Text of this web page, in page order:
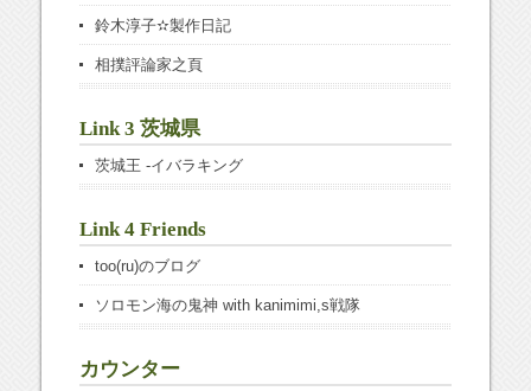
鈴木淳子✫製作日記
相撲評論家之頁
Link 3 茨城県
茨城王 -イバラキング
Link 4 Friends
too(ru)のブログ
ソロモン海の鬼神 with kanimimi,s戦隊
カウンター